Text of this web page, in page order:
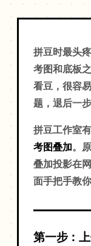
拼豆时最头
考图和底板
看豆，很容
题，退后一
拼豆工作室
考图叠加。
叠加投影在
面手把手教
第一步：